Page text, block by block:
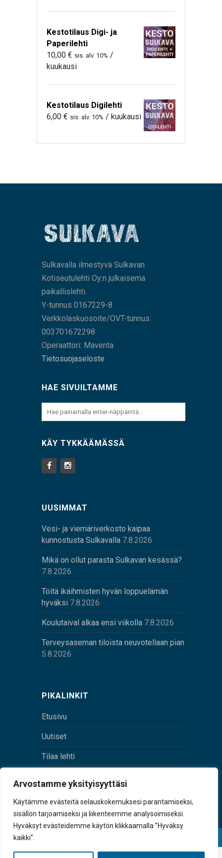
Arvostamme yksityisyyttäsi
Käytämme evästeitä selauskokemuksesi parantamiseksi,
sisällön tarjoamiseksi ja liikenteemme analysoimiseksi.
Hyväksyt evästeidemme käytön klikkaamalla ”Hyväksy
kaikki”.
Kestotilaus Digi- ja
Paperilehti
10,00 € sis. alv. 10% /
kuukausi
Kestotilaus Digilehti
6,00 € sis. alv. 10% / kuukausi
Sulkavalla ilmestyvä Sulkavan
Kotiseutulehti Oy:n julkaisema
paikallislehti.
Y-tunnus 0167229-8
Verkkolaskuosoite/OVT-tunnus:
003701672298
Operaattori: Maventa
Tietosuojaseloste
HAE SIVUILTAMME
KÄY TYKKÄÄMÄSSÄ
UUSIMMAT
Vesi- ja viemäriverkosto kaipaa
kunnostusta Sulkavalla 7.8.2026
Mikä on ollut parasta Sulkavan kesässä?
7.8.2026
Töitä ikäihmisten hyvän loppuelämän
hyväksi 7.8.2026
Koulutaival alkaa ensi viikolla 7.8.2026
Terveysaseman tiloista neuvotellaan pian
5.8.2026
PIKALINKIT
Etusivu
Uutiset
Tilaa lehti
tunnus 0167229-8